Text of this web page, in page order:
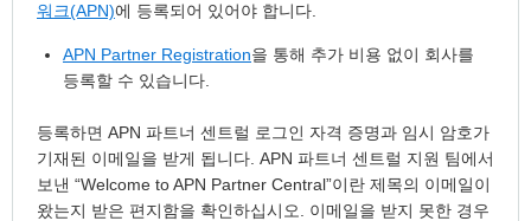
워크(APN)에 등록되어 있어야 합니다.
APN Partner Registration을 통해 추가 비용 없이 회사를
등록할 수 있습니다.
등록하면 APN 파트너 센트럴 로그인 자격 증명과 임시 암호가
기재된 이메일을 받게 됩니다. APN 파트너 센트럴 지원 팀에서
보낸 “Welcome to APN Partner Central”이란 제목의 이메일이
왔는지 받은 편지함을 확인하십시오. 이메일을 받지 못한 경우